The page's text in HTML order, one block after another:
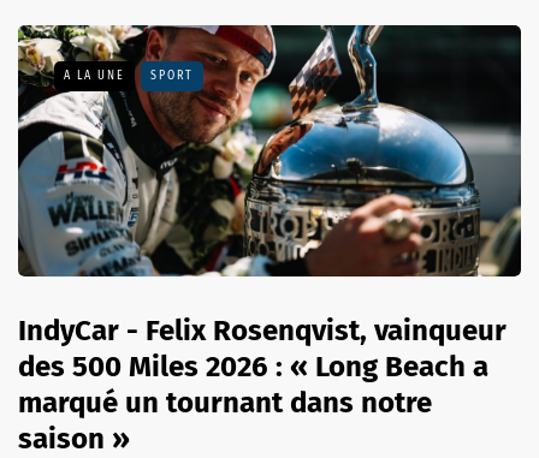
A LA UNE SPORT
IndyCar - Felix Rosenqvist, vainqueur
des 500 Miles 2026 : « Long Beach a
marqué un tournant dans notre
saison »